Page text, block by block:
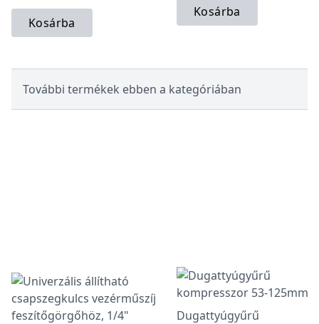
Kosárba
Kosárba
További termékek ebben a kategóriában
Dugattyúgyűrű